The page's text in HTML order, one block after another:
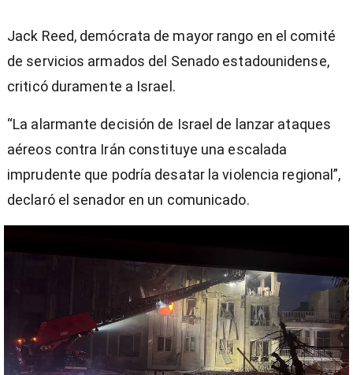
Jack Reed, demócrata de mayor rango en el comité
de servicios armados del Senado estadounidense,
criticó duramente a Israel.
“La alarmante decisión de Israel de lanzar ataques
aéreos contra Irán constituye una escalada
imprudente que podría desatar la violencia regional”,
declaró el senador en un comunicado.